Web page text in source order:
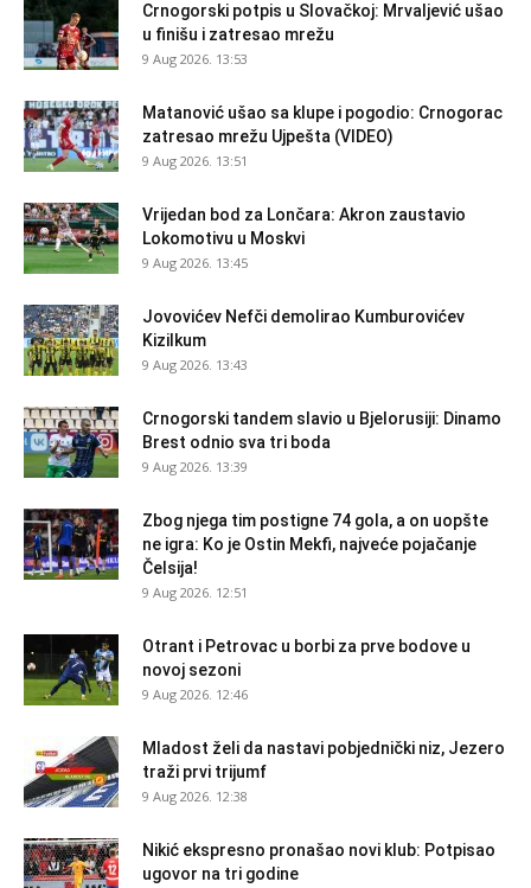
Crnogorski potpis u Slovačkoj: Mrvaljević ušao
u finišu i zatresao mrežu
9 Aug 2026. 13:53
Matanović ušao sa klupe i pogodio: Crnogorac
zatresao mrežu Ujpešta (VIDEO)
9 Aug 2026. 13:51
Vrijedan bod za Lončara: Akron zaustavio
Lokomotivu u Moskvi
9 Aug 2026. 13:45
Jovovićev Nefči demolirao Kumburovićev
Kizilkum
9 Aug 2026. 13:43
Crnogorski tandem slavio u Bjelorusiji: Dinamo
Brest odnio sva tri boda
9 Aug 2026. 13:39
Zbog njega tim postigne 74 gola, a on uopšte
ne igra: Ko je Ostin Mekfi, najveće pojačanje
Čelsija!
9 Aug 2026. 12:51
Otrant i Petrovac u borbi za prve bodove u
novoj sezoni
9 Aug 2026. 12:46
Mladost želi da nastavi pobjednički niz, Jezero
traži prvi trijumf
9 Aug 2026. 12:38
Nikić ekspresno pronašao novi klub: Potpisao
ugovor na tri godine